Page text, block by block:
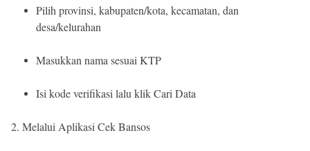
Pilih provinsi, kabupaten/kota, kecamatan, dan
desa/kelurahan
Masukkan nama sesuai KTP
Isi kode verifikasi lalu klik Cari Data
2. Melalui Aplikasi Cek Bansos